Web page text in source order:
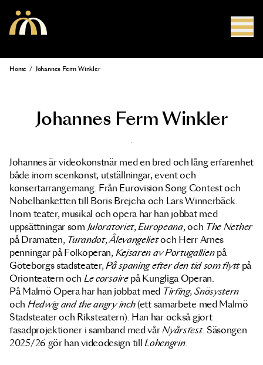
Breadcrumb
Home / Johannes Ferm Winkler
Johannes Ferm Winkler
Johannes är videokonstnär med en bred och lång erfarenhet
både inom scenkonst, utställningar, event och
konsertarrangemang. Från Eurovision Song Contest och
Nobelbanketten till Boris Brejcha och Lars Winnerbäck.
Inom teater, musikal och opera har han jobbat med
uppsättningar som Juloratoriet,Europeana, och The Nether
på Dramaten, Turandot,Ålevangelietoch Herr Arnes
penningar på Folkoperan, Kejsaren av Portugallienpå
Göteborgs stadsteater,På spaning efter den tid som flyttpå
Orionteatern och Le corsairepå Kungliga Operan.
På Malmö Opera har han jobbat med Tirfing, Snösystern
och Hedwig and the angry inch(ett samarbete med Malmö
Stadsteater och Riksteatern). Han har också gjort
fasadprojektioner i samband med vårNyårsfest. Säsongen
2025/26 gör han videodesign tillLohengrin.